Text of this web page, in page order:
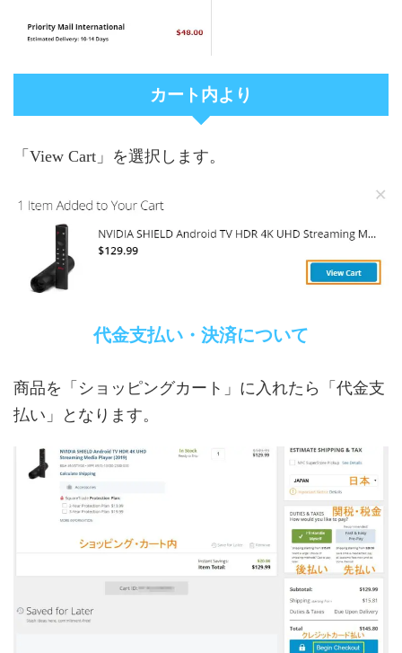
カート内より
「View Cart」を選択します。
代金支払い・決済について
商品を「ショッピングカート」に入れたら「代金支
払い」となります。